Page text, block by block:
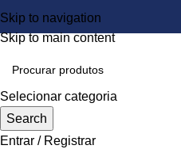
Skip to navigation
Skip to main content
Selecionar categoria
Search
Entrar / Registrar